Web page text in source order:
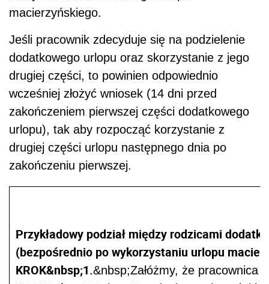
macierzyńskiego.
Jeśli pracownik zdecyduje się na podzielenie
dodatkowego urlopu oraz skorzystanie z jego
drugiej części, to powinien odpowiednio
wcześniej złożyć wniosek (14 dni przed
zakończeniem pierwszej części dodatkowego
urlopu), tak aby rozpocząć korzystanie z
drugiej części urlopu następnego dnia po
zakończeniu pierwszej.
Przykładowy podział między rodzicami
(bezpośrednio po wykorzystaniu urlopu
KROK&nbsp;1.&nbsp;Załóżmy, że pracownica